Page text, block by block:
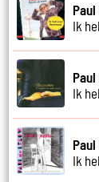
Paul
Ik
Paul
Ik
Paul
Ik